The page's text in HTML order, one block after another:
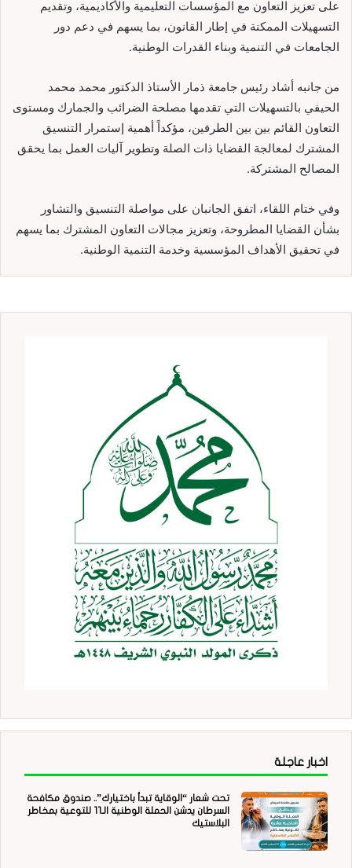
على تعزيز التعاون مع المؤسسات التعليمية والأكاديمية، وتقديم
التسهيلات الممكنة في إطار القانون، بما يسهم في دعم دور
الجامعات في التنمية وبناء القدرات الوطنية.
من جانبه أشاد رئيس جامعة ذمار الأستاذ الدكتور محمد محمد
الحيفي بالتسهيلات التي تقدمها مصلحة الضرائب والجمارك ومستوى
التعاون القائم بين بين الطرفين، مؤكداً أهمية إستمرار التنسيق
المشترك لمعالجة القضايا ذات الصلة وتطوير آليات العمل بما يحقق
المصالح المشتركة.
وفي ختام اللقاء، اتفق الجانبان على مواصلة التنسيق والتشاور
بشأن القضايا المطروحة، وتعزيز مجالات التعاون المشترك بما يسهم
في تحقيق الأهداف المؤسسية وخدمة التنمية الوطنية.
اخبار عاجلة
تحت شعار “الوقاية تبدأ باختيارك”.. صندوق مكافحة
السرطان يدشن الحملة الوطنية الـ11 للتوعية بمخاطر
البلاستيك